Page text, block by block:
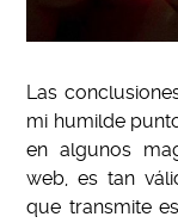
Las
mi humilde
en algunos
web, es tan
que transmite